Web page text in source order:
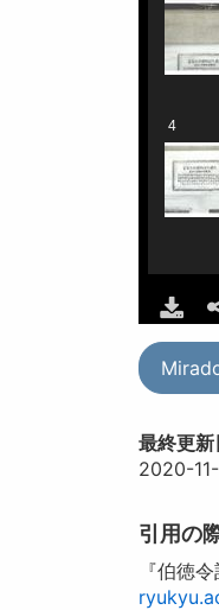
最終更
2020-
引用の
『伯徳